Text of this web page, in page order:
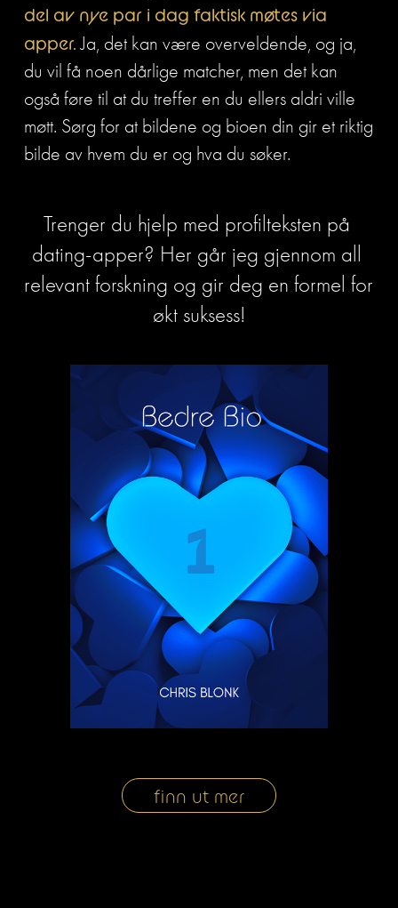
del av nye par i dag faktisk møtes via
apper. Ja, det kan være overveldende, og ja,
du vil få noen dårlige matcher, men det kan
også føre til at du treffer en du ellers aldri ville
møtt. Sørg for at bildene og bioen din gir et riktig
bilde av hvem du er og hva du søker.
Trenger du hjelp med profilteksten på
dating-apper? Her går jeg gjennom all
relevant forskning og gir deg en formel for
økt suksess!
finn ut mer